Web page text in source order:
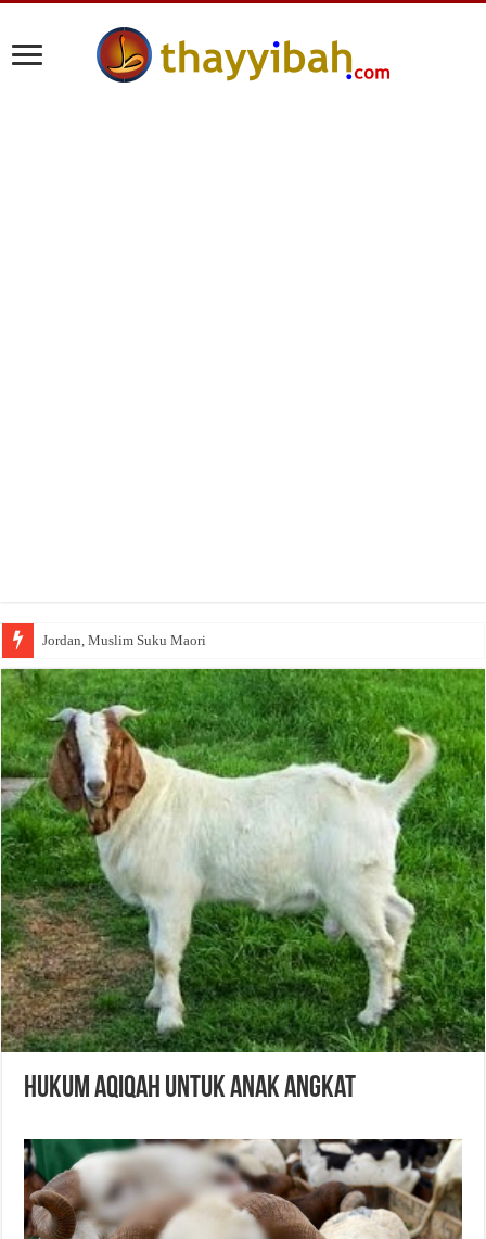
Jordan, Muslim Suku Maori
Wakaf Emas Muktamar
Hukum Aqiqah untuk Anak Angkat